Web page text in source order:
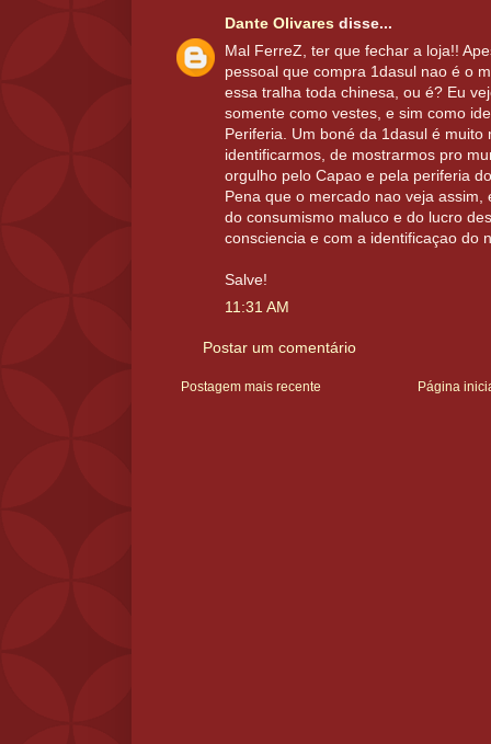
Dante Olivares disse...
Mal FerreZ, ter que fechar a loja!!
pessoal que compra 1dasul nao é o
essa tralha toda chinesa, ou é? Eu
somente como vestes, e sim como
Periferia. Um boné da 1dasul é
identificarmos, de mostrarmos pro
orgulho pelo Capao e pela periferia
Pena que o mercado nao veja
do consumismo maluco e do lucro
consciencia e com a identificaçao do
Salve!
11:31 AM
Postar um comentário
Postagem mais recente Página